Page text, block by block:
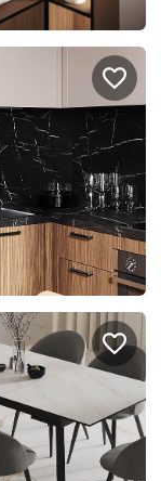
ответы
проектов
проект